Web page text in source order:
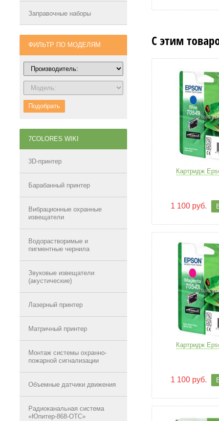
Заправочные наборы
ФИЛЬТР ПО МОДЕЛЯМ
Подобрать
7COLORES WIKI
3D-принтер
Барабанный принтер
Вибрационные охранные
извещатели
Водорастворимые и
пигментные чернила
Звуковые извещатели
(акустические)
Лазерный принтер
Матричный принтер
Монтаж системы охранно-
пожарной сигнализации
Объемные датчики движения
Радиоканальная система
«Юпитер-868-ОТС»
С этим
Картридж
1 100 руб.
Картридж
1 100 руб.